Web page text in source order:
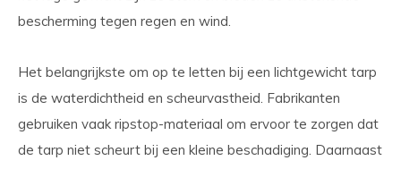
bescherming tegen regen en wind.
Het belangrijkste om op te letten bij een lichtgewicht tarp
is de waterdichtheid en scheurvastheid. Fabrikanten
gebruiken vaak ripstop-materiaal om ervoor te zorgen dat
de tarp niet scheurt bij een kleine beschadiging. Daarnaast